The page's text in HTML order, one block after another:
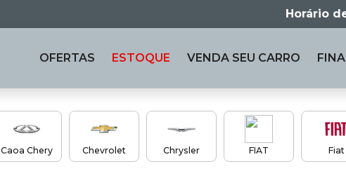
Horário
OFERTAS ESTOQUE VENDA SEU CARRO
Caoa Chery Chevrolet Chrysler FIAT Fiat